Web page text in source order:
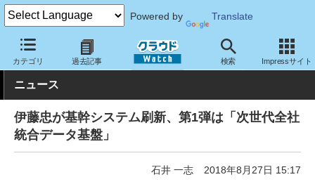
Powered by Translate
カテゴリ 過去記事 検索 Impressサイト
クラウド Watch トピック 導入事例 基幹業務
ニュース
伊藤忠が基幹システム刷新、第1弾は「次世代全社
統合データ基盤」
石井 一志 2018年8月27日 15:17